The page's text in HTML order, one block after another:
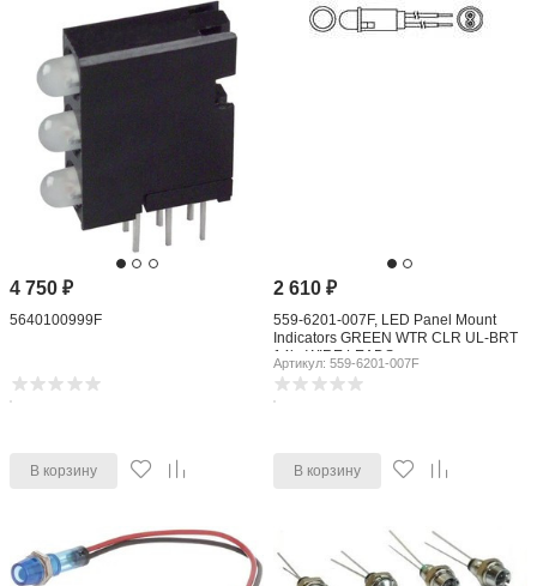
4 750₽
5640100999F
В корзину
2 610 ₽
559-6201-007F, LED Panel Mount
Indicators GREEN WTR CLR UL-BRT
14in WIRE LEADS
Артикул: 559-6201-007F
В корзину